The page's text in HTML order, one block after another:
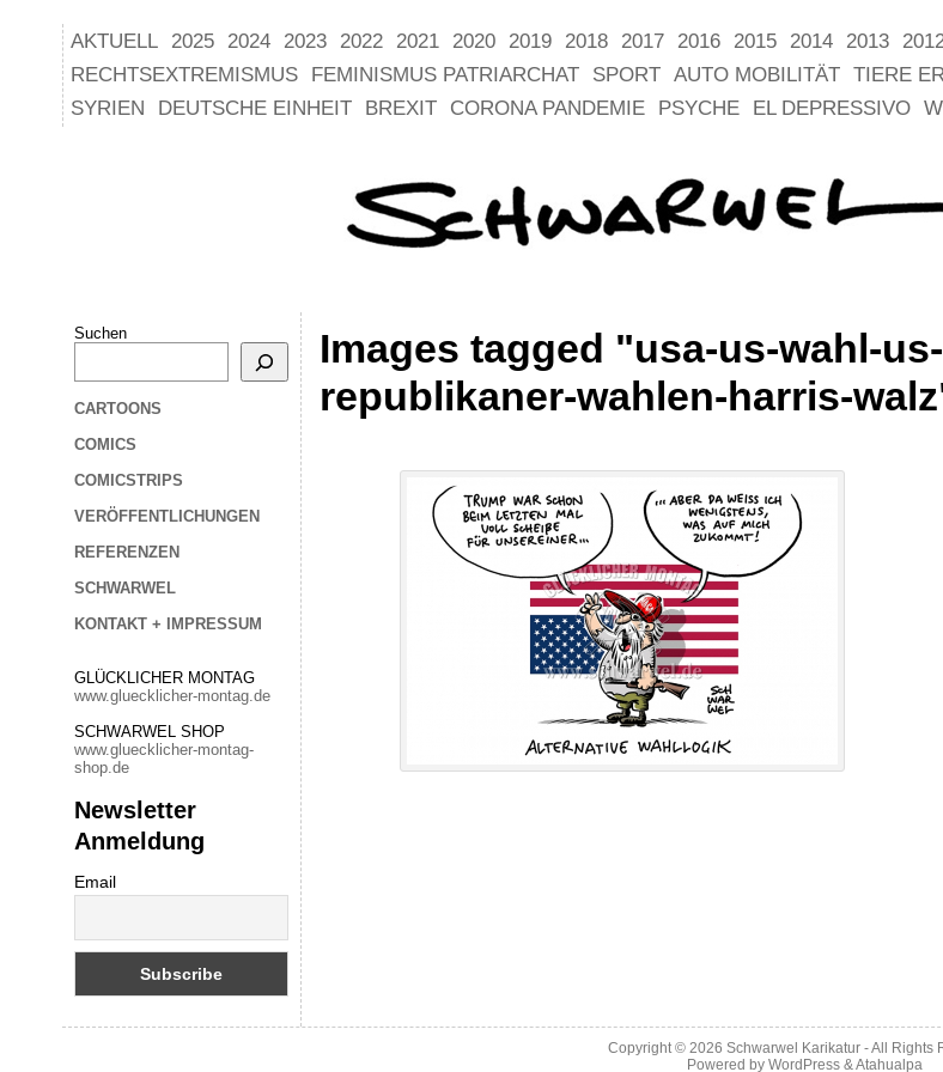
AKTUELL 2025 2024 2023 2022 2021 2020 2019 2018 2017 2016 2015 2014 2013
RECHTSEXTREMISMUS
FEMINISMUS PATRIARCHAT SPORT AUTO MOBILITÄT TIERE
SYRIEN
DEUTSCHE EINHEIT BREXIT CORONA PANDEMIE PSYCHE EL DEPRESSIVO
Suchen
CARTOONS
COMICS
COMICSTRIPS
VERÖFFENTLICHUNGEN
REFERENZEN
SCHWARWEL
KONTAKT + IMPRESSUM
GLÜCKLICHER MONTAG
www.gluecklicher-montag.de
SCHWARWEL SHOP
www.gluecklicher-montag-
shop.de
Newsletter
Anmeldung
Email
Images tagged "usa-us-wahl-
republikaner-wahlen-harris-
Copyright © 2026 Schwarwel Karikatur - All Rights
Powered by WordPress&Atahualpa